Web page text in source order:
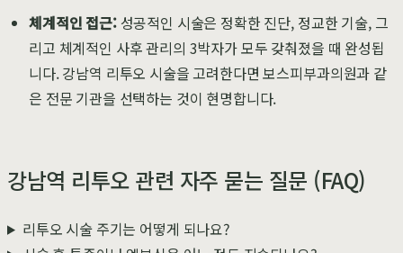
체계적인 접근:성공적인 시술은 정확한 진단, 정교한 기술, 그
리고 체계적인 사후 관리의 3박자가 모두 갖춰졌을 때 완성됩
니다. 강남역 리투오 시술을 고려한다면 보스피부과의원과 같
은 전문 기관을 선택하는 것이 현명합니다.
강남역 리투오 관련 자주 묻는 질문 (FAQ)
리투오 시술 주기는 어떻게 되나요?